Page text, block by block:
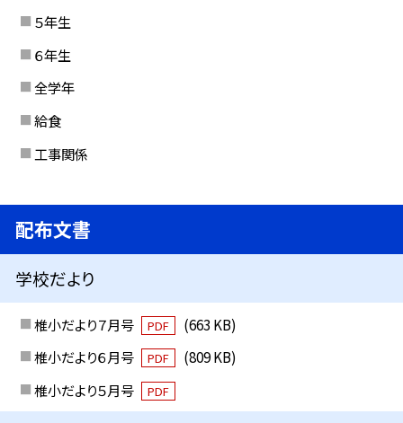
５年生
６年生
全学年
給食
工事関係
配布文書
学校だより
椎小だより７月号 PDF
(663 KB)
椎小だより６月号
PDF
(809 KB)
椎小だより５月号
PDF